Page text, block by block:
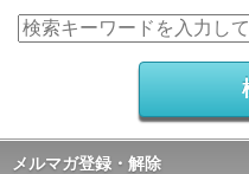
メルマガ登録・解除